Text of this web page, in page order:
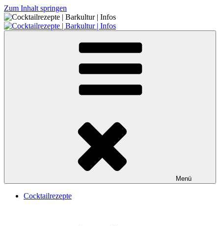
Zum Inhalt springen
Cocktailrezepte | Barkultur | Infos
Menü
Cocktailrezepte